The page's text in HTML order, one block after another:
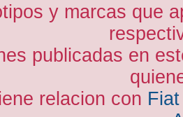
y marcas que
publicadas en
relacion con